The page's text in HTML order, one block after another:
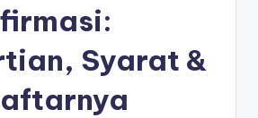
Syarat &